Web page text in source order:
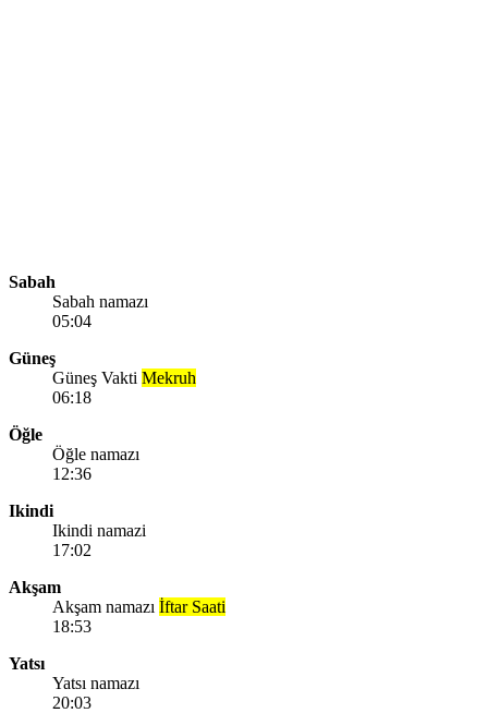
Sabah
Sabah namazı
05:04
Güneş
Güneş Vakti Mekruh
06:18
Öğle
Öğle namazı
12:36
Ikindi
Ikindi namazi
17:02
Akşam
Akşam namazı İftar Saati
18:53
Yatsı
Yatsı namazı
20:03